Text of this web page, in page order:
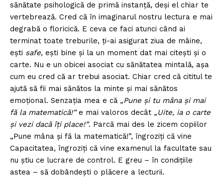
sănătate psihologică de primă instanță, deşi el chiar te
vertebrează. Cred că în imaginarul nostru lectura e mai
degrabă o floricică. E ceva ce faci atunci când ai
terminat toate treburile, ți-ai asigurat ziua de mâine,
ești safe, ești bine și la un moment dat mai citești şi o
carte. Nu e un obicei asociat cu sănătatea mintală, așa
cum eu cred că ar trebui asociat. Chiar cred că cititul te
ajută să fii mai sănătos la minte și mai sănătos
emoțional. Senzația mea e că „Pune şi tu mâna și mai
fă la matematică!”e mai valoros decât „Uite, ia o carte
și vezi dacă îți place!”. Parcă mai des le zicem copiilor
„Pune mâna și fă la matematică!”, îngroziți că vine
Capacitatea, îngroziți că vine examenul la facultate sau
nu știu ce lucrare de control. E greu – în condițiile
astea – să dobândești o plăcere a lecturii.